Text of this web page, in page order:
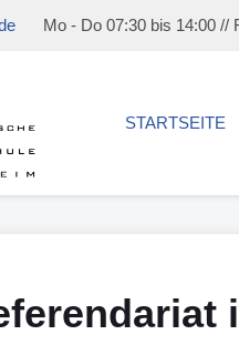
Mo - Do 07:30 bis 14:00 //
STARTSEITE